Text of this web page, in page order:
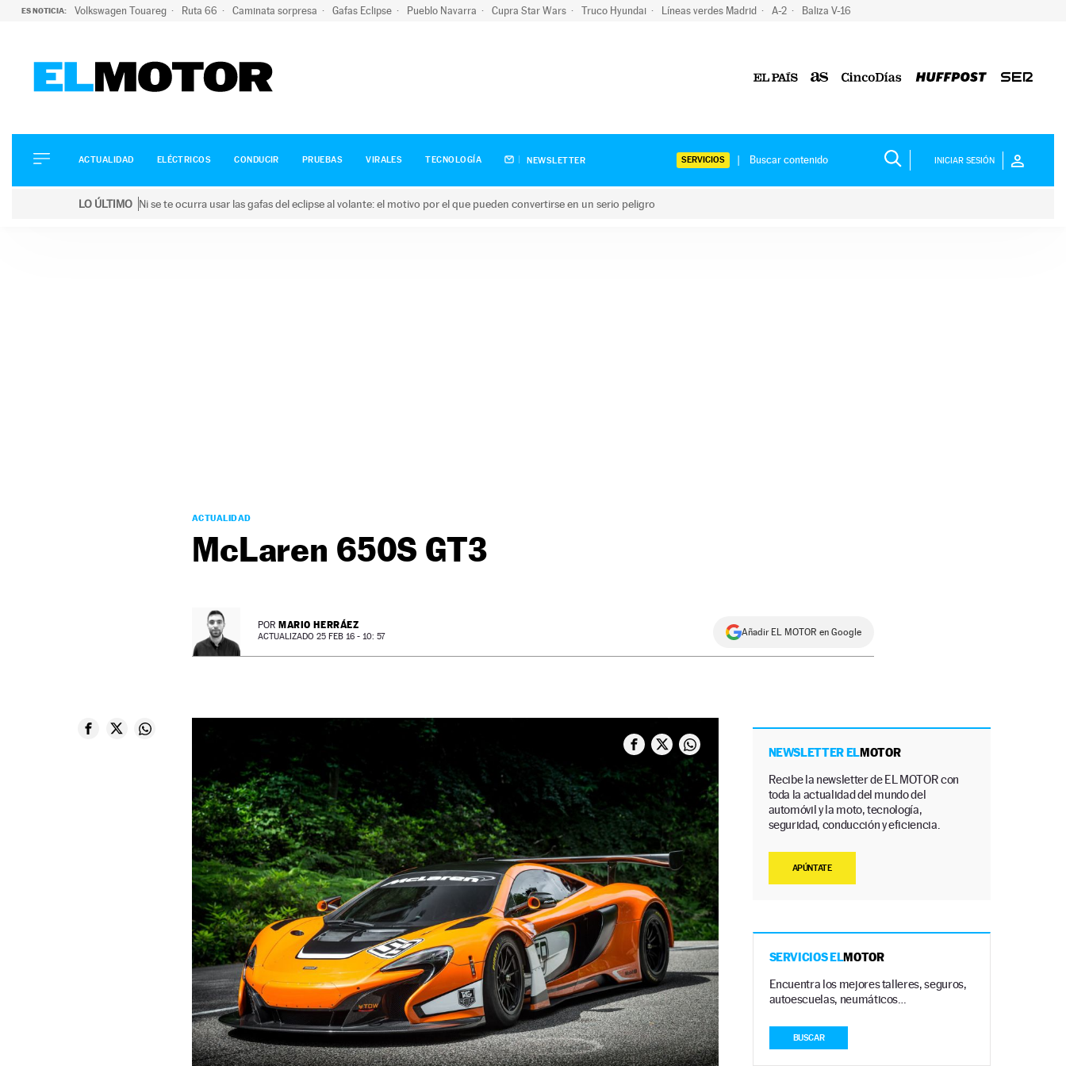
ES NOTICIA: Volkswagen Touareg Ruta 66 Caminata sorpresa Gafas Eclipse Pueblo Navarra Cupra Star Wars Truco Hyundai Líneas verdes Madrid A-2 Baliza V-16
ELÉCTRICOS
CONDUCIR
ACTUALIDAD ELÉCTRICOS CONDUCIR PRUEBAS VIRALES TECNOLOGÍA NEWSLETTER SERVICIOS INICIAR SESIÓN
LO ÚLTIMO Ni se te ocurra usar las gafas del eclipse al volante: el motivo por el que pueden convertirse en un serio peligro
ACTUALIDAD
McLaren 650S GT3
POR MARIO HERRÁEZ
ACTUALIZADO 25 FEB 16 - 10: 57 Añadir EL MOTOR en Google
NEWSLETTER ELMOTOR
Recibe la newsletter de EL MOTOR con
toda la actualidad del mundo del
automóvil y la moto, tecnología,
seguridad, conducción y eficiencia.
APÚNTATE
SERVICIOS ELMOTOR
Encuentra los mejores talleres, seguros,
autoescuelas, neumáticos…
BUSCAR